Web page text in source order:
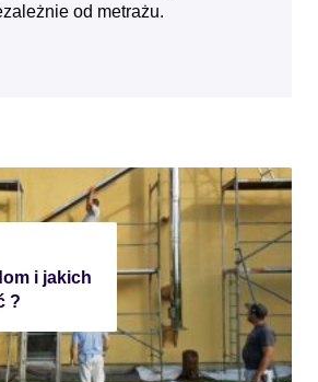
od metrażu.
i jakich
?